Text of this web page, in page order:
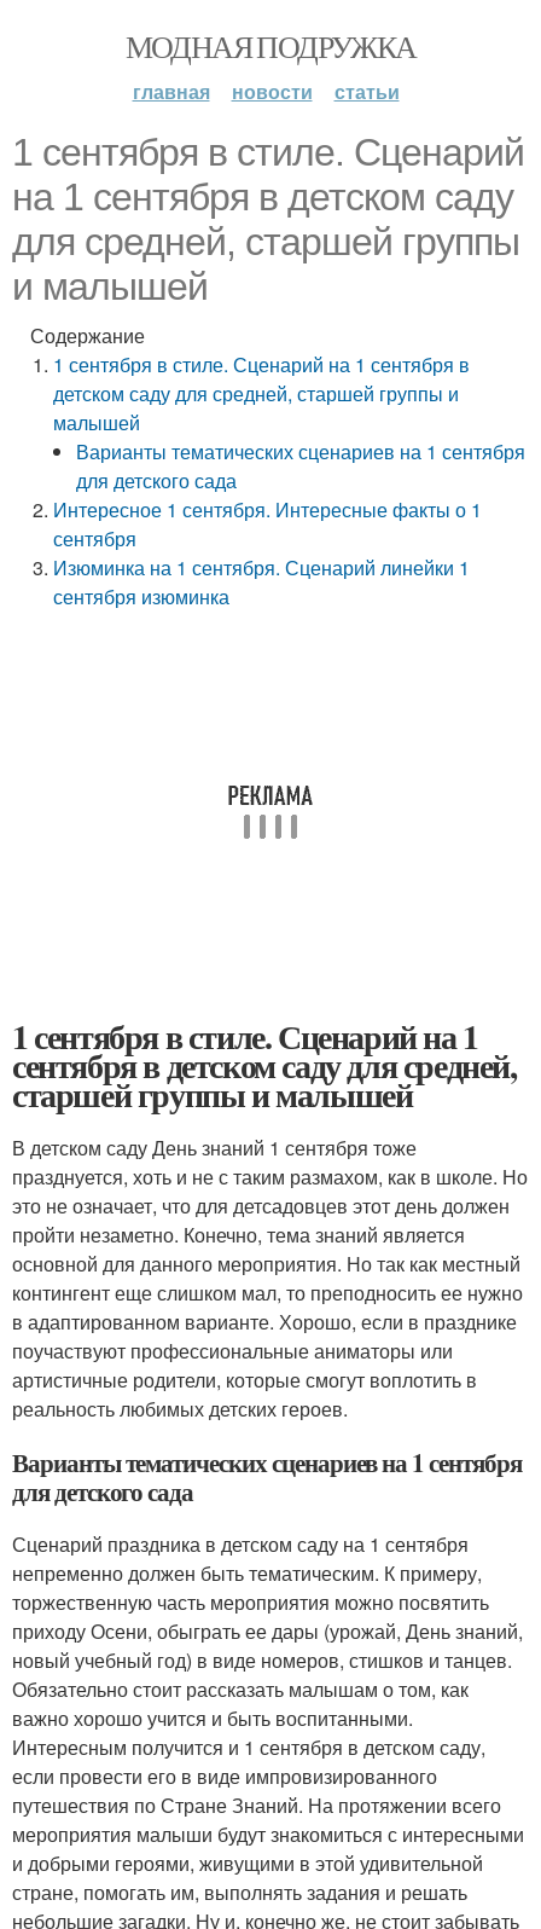
МОДНАЯ ПОДРУЖКА
главная новости статьи
1 сентября в стиле. Сценарий
на 1 сентября в детском саду
для средней, старшей группы
и малышей
Содержание
1 сентября в стиле. Сценарий на 1 сентября в
детском саду для средней, старшей группы и
малышей
Варианты тематических сценариев на 1 сентября
для детского сада
Интересное 1 сентября. Интересные факты о 1
сентября
Изюминка на 1 сентября. Сценарий линейки 1
сентября изюминка
1 сентября в стиле. Сценарий на 1
сентября в детском саду для средней,
старшей группы и малышей
В детском саду День знаний 1 сентября тоже
празднуется, хоть и не с таким размахом, как в школе. Но
это не означает, что для детсадовцев этот день должен
пройти незаметно. Конечно, тема знаний является
основной для данного мероприятия. Но так как местный
контингент еще слишком мал, то преподносить ее нужно
в адаптированном варианте. Хорошо, если в празднике
поучаствуют профессиональные аниматоры или
артистичные родители, которые смогут воплотить в
реальность любимых детских героев.
Варианты тематических сценариев на 1 сентября
для детского сада
Сценарий праздника в детском саду на 1 сентября
непременно должен быть тематическим. К примеру,
торжественную часть мероприятия можно посвятить
приходу Осени, обыграть ее дары (урожай, День знаний,
новый учебный год) в виде номеров, стишков и танцев.
Обязательно стоит рассказать малышам о том, как
важно хорошо учится и быть воспитанными.
Интересным получится и 1 сентября в детском саду,
если провести его в виде импровизированного
путешествия по Стране Знаний. На протяжении всего
мероприятия малыши будут знакомиться с интересными
и добрыми героями, живущими в этой удивительной
стране, помогать им, выполнять задания и решать
небольшие загадки. Ну и, конечно же, не стоит забывать